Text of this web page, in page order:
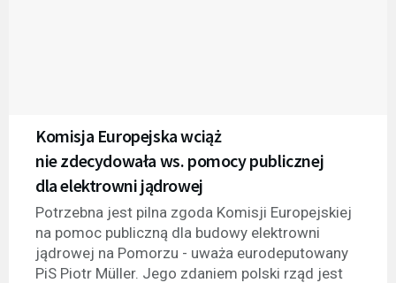
Komisja Europejska wciąż
nie zdecydowała ws. pomocy publicznej
dla elektrowni jądrowej
Potrzebna jest pilna zgoda Komisji Europejskiej
na pomoc publiczną dla budowy elektrowni
jądrowej na Pomorzu - uważa eurodeputowany
PiS Piotr Müller. Jego zdaniem polski rząd jest